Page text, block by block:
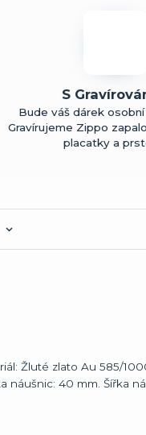
S
Bude váš dárek
Gravírujeme Zippo
placatky a
Žluté zlato Au 585/
40 mm. Šířka